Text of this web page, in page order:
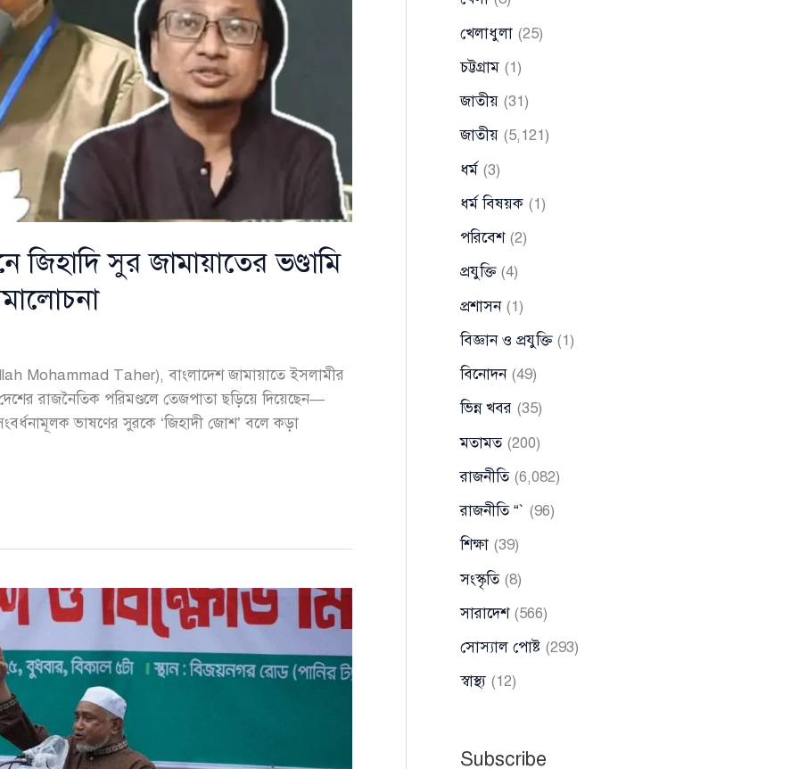
জিহাদি সুর জামায়াতের ভণ্ডামি
Mohammad Taher), বাংলাদেশ জামায়াতে ইসলামীর
রাজনৈতিক পরিমণ্ডলে তেজপাতা ছড়িয়ে দিয়েছেন—
ভাষণের সুরকে ‘জিহাদী জোশ’ বলে কড়া
খেলাধুলা (25)
চট্টগ্রাম (1)
জাতীয় (31)
জাতীয় (5,121)
ধর্ম (3)
ধর্ম বিষয়ক (1)
পরিবেশ(2)
প্রযুক্তি(4)
প্রশাসন(1)
বিজ্ঞান ও প্রযুক্তি(1)
বিনোদন(49)
ভিন্ন খবর (35)
মতামত(200)
রাজনীতি(6,082)
রাজনীতি “` (96)
শিক্ষা (39)
সংস্কৃতি(8)
সারাদেশ(566)
সোস্যাল পোষ্ট (293)
স্বাস্থ্য (12)
Subscribe